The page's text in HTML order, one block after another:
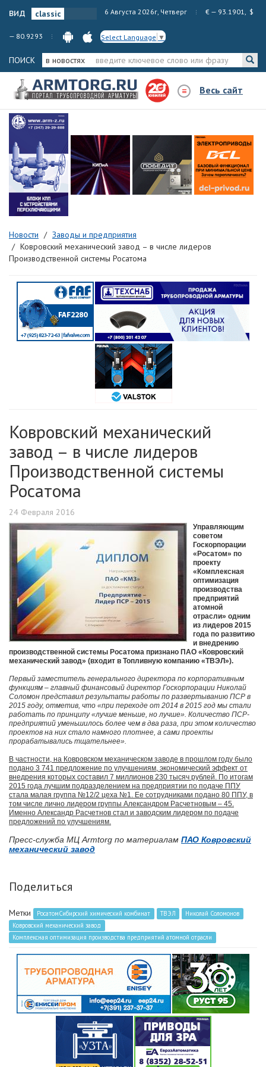
вид 6 Августа 2026г, Четверг € — 93.1901, $
— 80.9293 Select Language ▼
ПОИСК в новостях
Весь сайт
Новости
Заводы и предприятия
Ковровский механический завод – в числе лидеров
Производственной системы Росатома
Ковровский механический
завод – в числе лидеров
Производственной системы
Росатома
24 Февраля 2016
Управляющим
советом
Госкорпорации
«Росатом» по
проекту
«Комплексная
оптимизация
производства
предприятий
атомной
отрасли» одним
из лидеров 2015
года по развитию
и внедрению
производственной системы Росатома признано ПАО «Ковровский
механический завод» (входит в Топливную компанию «ТВЭЛ»).
Первый заместитель генерального директора по корпоративным
функциям – главный финансовый директор Госкорпорации Николай
Соломон представил результаты работы по развертыванию ПСР в
2015 году, отметив, что «при переходе от 2014 в 2015 год мы стали
работать по принципу «лучше меньше, но лучше». Количество ПСР-
предприятий уменьшилось более чем в два раза, при этом количество
проектов на них стало намного плотнее, а сами проекты
прорабатывались тщательнее».
В частности, на Ковровском механическом заводе в прошлом году было
подано 3 741 предложение по улучшениям, экономический эффект от
внедрения которых составил 7 миллионов 230 тысяч рублей. По итогам
2015 года лучшим подразделением на предприятии по подаче ППУ
стала малая группа №12/2 цеха №1. Ее сотрудниками подано 80 ППУ, в
том числе лично лидером группы Александром Расчетновым – 45.
Именно Александр Расчетнов стал и заводским лидером по подаче
предложений по улучшениям.
Пресс-служба МЦ Armtorg по материалам ПАО Ковровский
механический завод
Поделиться
Метки РосатомСибирский химический комбинат ТВЭЛ
Николай Соломонов
Ковровский механический завод
Комплексная оптимизация производства предприятий атомной отрасли